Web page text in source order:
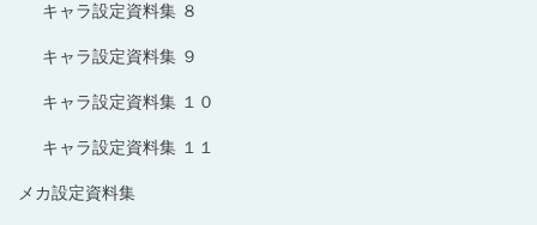
キャラ設定資料集 ８
キャラ設定資料集 ９
キャラ設定資料集 １０
キャラ設定資料集 １１
メカ設定資料集